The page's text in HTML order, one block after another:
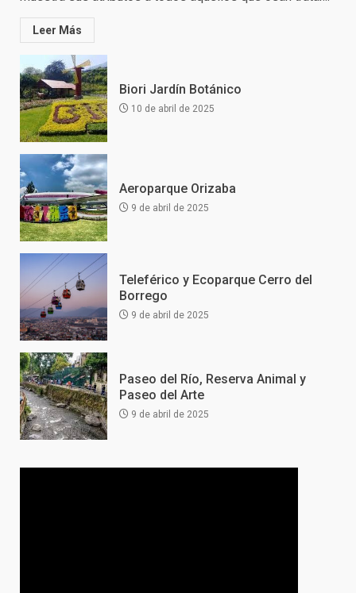
Leer Más
Biori Jardín Botánico
10 de abril de 2025
Aeroparque Orizaba
9 de abril de 2025
Teleférico y Ecoparque Cerro del
Borrego
9 de abril de 2025
Paseo del Río, Reserva Animal y
Paseo del Arte
9 de abril de 2025